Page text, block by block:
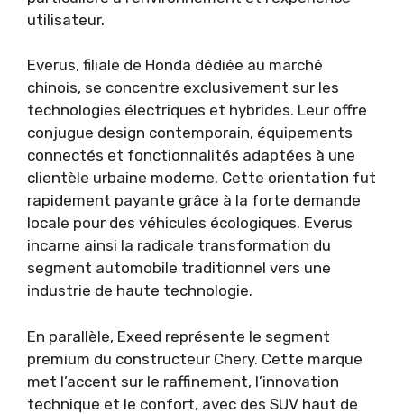
utilisateur.
Everus, filiale de Honda dédiée au marché
chinois, se concentre exclusivement sur les
technologies électriques et hybrides. Leur offre
conjugue design contemporain, équipements
connectés et fonctionnalités adaptées à une
clientèle urbaine moderne. Cette orientation fut
rapidement payante grâce à la forte demande
locale pour des véhicules écologiques. Everus
incarne ainsi la radicale transformation du
segment automobile traditionnel vers une
industrie de haute technologie.
En parallèle, Exeed représente le segment
premium du constructeur Chery. Cette marque
met l’accent sur le raffinement, l’innovation
technique et le confort, avec des SUV haut de